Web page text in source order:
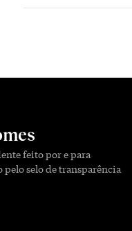
feito por e para
selo de transparência